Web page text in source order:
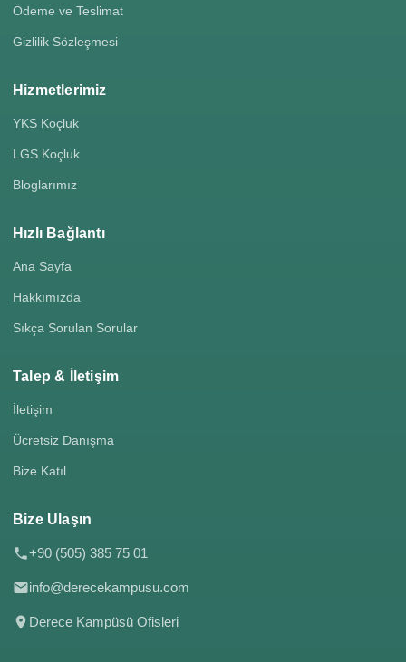
Ödeme ve Teslimat
Gizlilik Sözleşmesi
Hizmetlerimiz
YKS Koçluk
LGS Koçluk
Bloglarımız
Hızlı Bağlantı
Ana Sayfa
Hakkımızda
Sıkça Sorulan Sorular
Talep & İletişim
İletişim
Ücretsiz Danışma
Bize Katıl
Bize Ulaşın
+90 (505) 385 75 01
info@derecekampusu.com
Derece Kampüsü Ofisleri